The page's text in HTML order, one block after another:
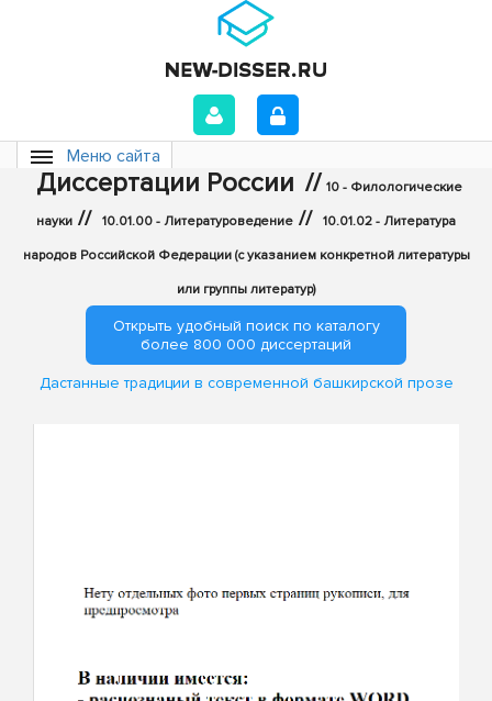
Меню сайта
Диссертации России // 10 - Филологические
науки // 10.01.00 - Литературоведение // 10.01.02 - Литература
народов Российской Федерации (с указанием конкретной литературы
или группы литератур)
Открыть удобный поиск по каталогу
более 800 000 диссертаций
Дастанные традиции в современной башкирской прозе